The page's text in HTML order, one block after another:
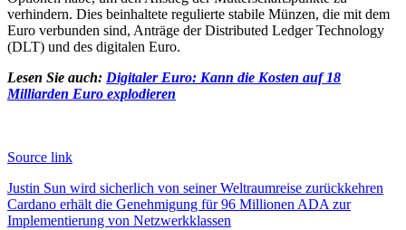
verhindern. Dies beinhaltete regulierte stabile Münzen, die mit dem
Euro verbunden sind, Anträge der Distributed Ledger Technology
(DLT) und des digitalen Euro.
Lesen Sie auch: Digitaler Euro: Kann die Kosten auf 18
Milliarden Euro explodieren
Source link
Beitragsnavigation
Justin Sun wird sicherlich von seiner Weltraumreise zurückkehren
Cardano erhält die Genehmigung für 96 Millionen ADA zur
Implementierung von Netzwerkklassen